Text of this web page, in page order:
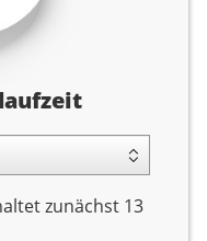
zunächst 13